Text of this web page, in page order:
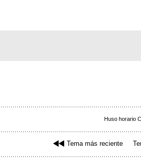
Huso horario
Tema más reciente